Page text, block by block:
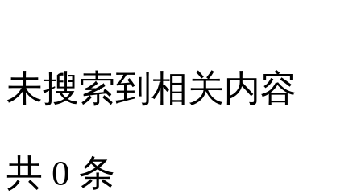
未搜索到相关内容
共 0 条